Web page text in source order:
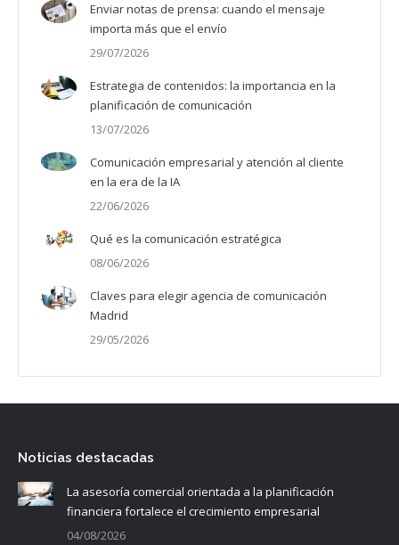
Enviar notas de prensa: cuando el mensaje
importa más que el envío
29/07/2026
Estrategia de contenidos: la importancia en la
planificación de comunicación
13/07/2026
Comunicación empresarial y atención al cliente
en la era de la IA
22/06/2026
Qué es la comunicación estratégica
08/06/2026
Claves para elegir agencia de comunicación
Madrid
29/05/2026
Noticias destacadas
La asesoría comercial orientada a la planificación
financiera fortalece el crecimiento empresarial
04/08/2026